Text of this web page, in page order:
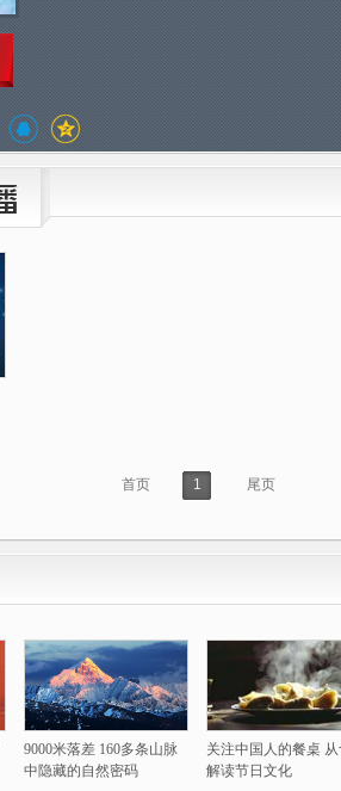
首页 1 尾页
9000米落差 160多条山脉
中隐藏的自然密码
关注中国人的餐桌
解读节日文化